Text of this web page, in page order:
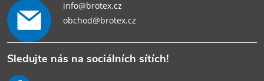
info@brotex.cz
obchod@brotex.cz
Sledujte nás na sociálních sítích!